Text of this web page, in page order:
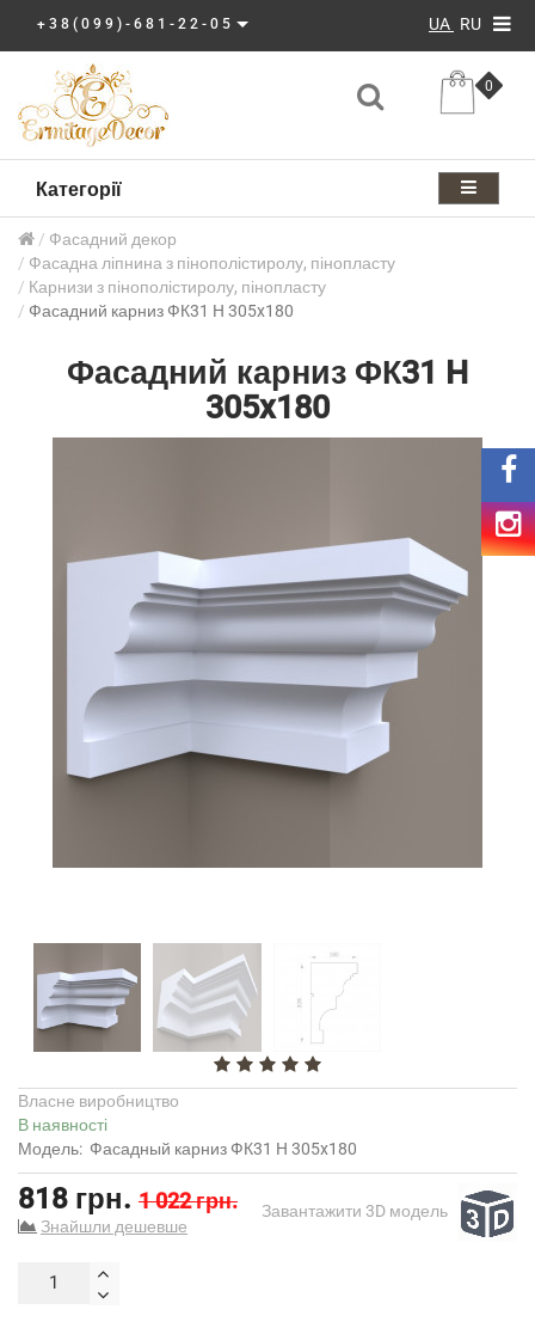
+38(099)-681-22-05 UA RU
0
Категорії
Фасадний декор
Фасадна ліпнина з пінополістиролу, пінопласту
Карнизи з пінополістиролу, пінопласту
Фасадний карниз ФК31 H 305x180
Фасадний карниз ФК31 H
305x180
Власне виробництво
В наявності
Модель: Фасадный карниз ФК31 H 305x180
818 грн. 1 022 грн.
Знайшли дешевше
Завантажити 3D модель